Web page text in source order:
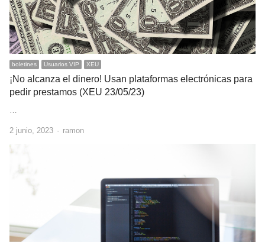
boletines Usuarios VIP XEU
¡No alcanza el dinero! Usan plataformas electrónicas para
pedir prestamos (XEU 23/05/23)
…
2 junio, 2023 Author
ramon